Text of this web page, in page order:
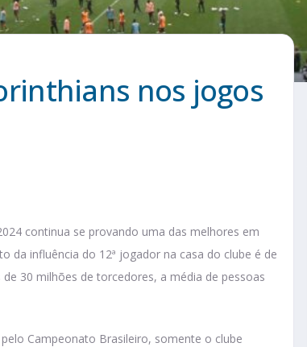
nos jogos
continua se provando uma das melhores em
da influência do 12ª jogador na casa do clube é de
30 milhões de torcedores, a média de pessoas
Campeonato Brasileiro, somente o clube